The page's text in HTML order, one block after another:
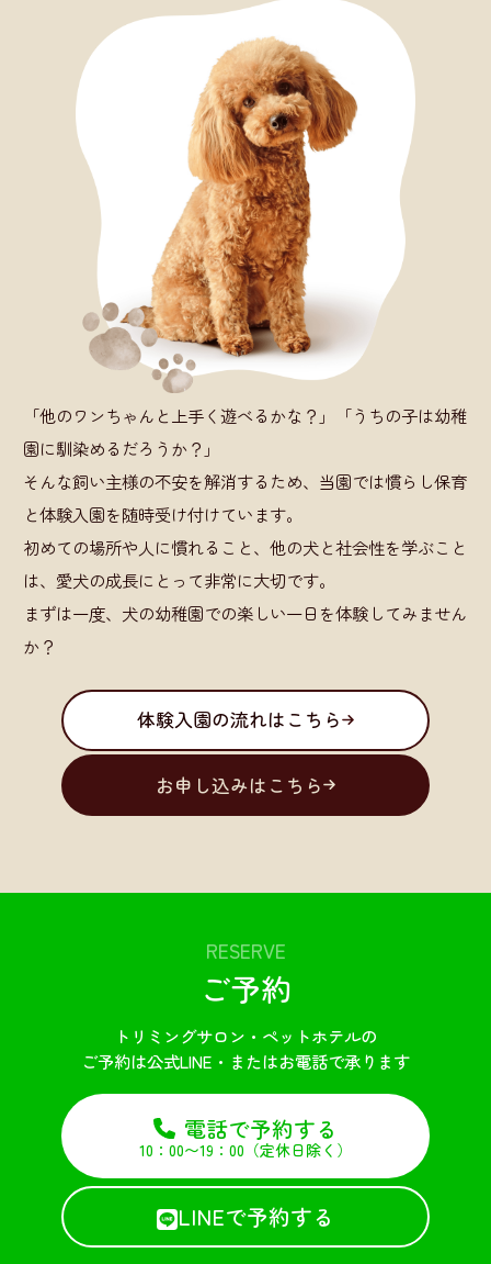
「他のワンちゃんと上手く遊べるかな？」「うちの子は幼稚
園に馴染めるだろうか？」
そんな飼い主様の不安を解消するため、当園では慣らし保育
と体験入園を随時受け付けています。
初めての場所や人に慣れること、他の犬と社会性を学ぶこと
は、愛犬の成長にとって非常に大切です。
まずは一度、犬の幼稚園での楽しい一日を体験してみません
か？
体験入園の流れはこちら
お申し込みはこちら
RESERVE
ご予約
トリミングサロン・ペットホテルの
ご予約は公式LINE・またはお電話で承ります
電話で予約する
10：00〜19：00 （定休日除く）
LINEで予約する